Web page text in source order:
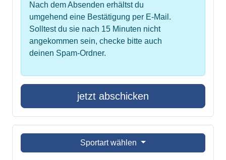
Nach dem Absenden erhältst du
umgehend eine Bestätigung per E-Mail.
Solltest du sie nach 15 Minuten nicht
angekommen sein, checke bitte auch
deinen Spam-Ordner.
jetzt abschicken
Sportart wählen